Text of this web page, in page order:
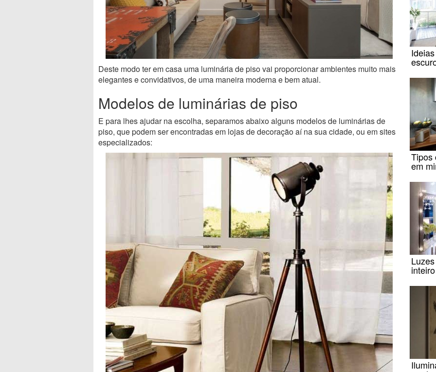
Deste modo ter em casa uma luminária de piso vai proporcionar ambientes muito mais
elegantes e convidativos, de uma maneira moderna e bem atual.
Modelos de luminárias de piso
E para lhes ajudar na escolha, separamos abaixo alguns modelos de luminárias de
piso, que podem ser encontradas em lojas de decoração aí na sua cidade, ou em sites
especializados:
Tipos
em